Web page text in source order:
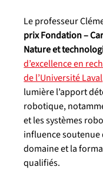
Le professeur
prix Fondation –
Nature et
d’excellence en
de l’Université Laval
lumière l’apport
robotique,
et les systèmes
influence soutenue
domaine et la
qualifiés.